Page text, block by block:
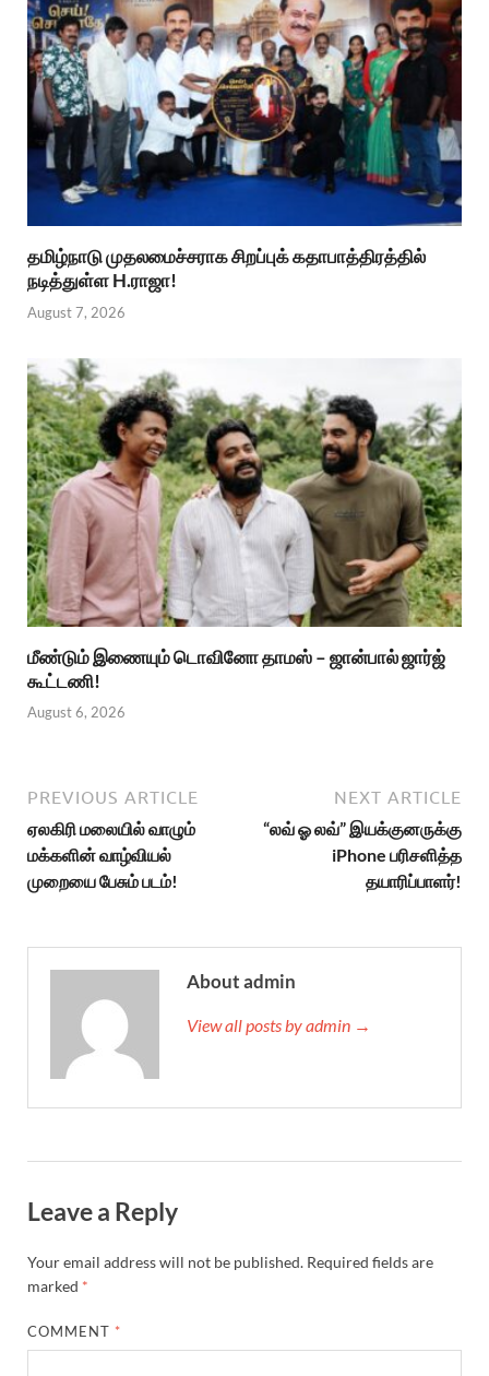
தமிழ்நாடு முதலமைச்சராக சிறப்புக் கதாபாத்திரத்தில்
நடித்துள்ள H.ராஜா!
August 7, 2026
மீண்டும் இணையும் டொவினோ தாமஸ் – ஜான்பால் ஜார்ஜ்
கூட்டணி!
August 6, 2026
PREVIOUS ARTICLE
ஏலகிரி மலையில் வாழும்
மக்களின் வாழ்வியல்
முறையை பேசும் படம்!
NEXT ARTICLE
“லவ் ஓ லவ்” இயக்குனருக்கு
iPhone பரிசளித்த
தயாரிப்பாளர்!
About admin
View all posts by admin →
Leave a Reply
Your email address will not be published. Required fields are
marked *
COMMENT *